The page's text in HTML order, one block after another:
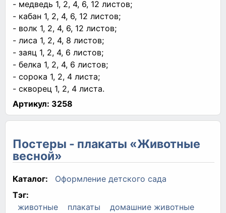
- медведь 1, 2, 4, 6, 12 листов;
- кабан 1, 2, 4, 6, 12 листов;
- волк 1, 2, 4, 6, 12 листов;
- лиса 1, 2, 4, 8 листов;
- заяц 1, 2, 4, 6 листов;
- белка 1, 2, 4, 6 листов;
- сорока 1, 2, 4 листа;
- скворец 1, 2, 4 листа.
Артикул: 3258
Постеры - плакаты «Животные
весной»
Каталог:
Оформление детского сада
Тэг:
животные
плакаты
домашние животные